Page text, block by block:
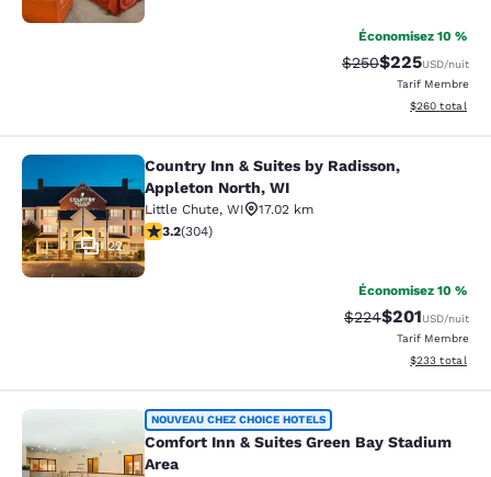
Économisez 10 %
Tarif barré :
$250Tarif réduit :
$225USD/nuit
Tarif Membre
Afficher les
$260 total
Country Inn & Suites by Radisson,
22
Country Inn & Suites by Radisson,
Appleton North, WI
Little Chute, WI
17.02 km
3.24 étoiles. Bien. 304 commentaires
3.2(304)
Économisez 10 %
Tarif barré :
$224Tarif réduit :
$201USD/nuit
Tarif Membre
Afficher les
$233 total
Comfort Inn & Suites Green Bay
NOUVEAU CHEZ CHOICE HOTELS
Comfort Inn & Suites Green Bay Stadium
Area